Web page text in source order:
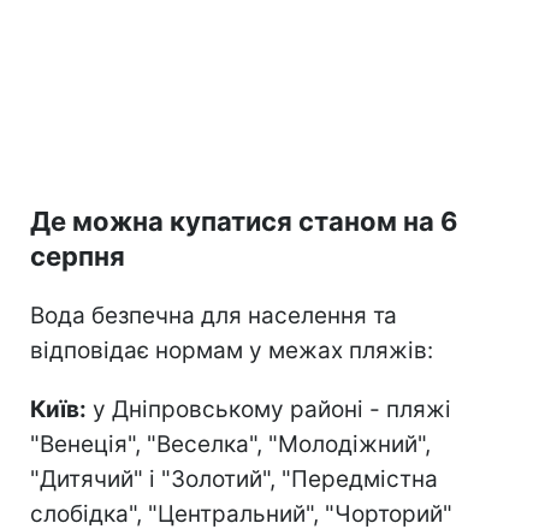
Де можна купатися станом на 6
серпня
Вода безпечна для населення та
відповідає нормам у межах пляжів:
Київ: у Дніпровському районі - пляжі
"Венеція", "Веселка", "Молодіжний",
"Дитячий" і "Золотий", "Передмістна
слобідка", "Центральний", "Чорторий"